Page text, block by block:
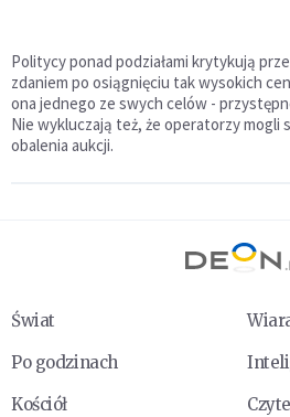
Politycy ponad podziałami krytykują
zdaniem po osiągnięciu tak wysokich
ona jednego ze swych celów -
Nie wykluczają też, że operatorzy mogli
obalenia aukcji.
Świat
Po godzinach
Kościół